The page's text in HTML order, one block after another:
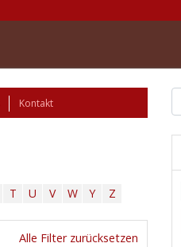
Kontakt
T U V W Y Z
Alle Filter zurücksetzen